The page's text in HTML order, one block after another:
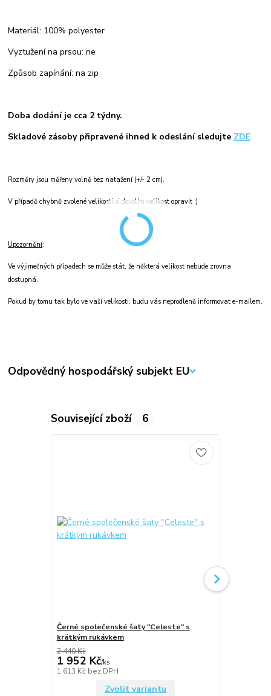
Materiál: 100% polyester
Vyztužení na prsou: ne
Způsob zapínání: na zip
Doba dodání je cca 2 týdny.
Skladové zásoby připravené ihned k odeslání sledujte ZDE
Rozměry jsou měřeny volně bez natažení (+/- 2 cm).
V případě chybně zvolené velikosti si dovolím velikost opravit :)
Upozornění:
Ve výjimečných případech se může stát, že některá velikost nebude zrovna
dostupná.
Pokud by tomu tak bylo ve vaší velikosti, budu vás neprodleně informovat e-mailem.
Odpovědný hospodářský subjekt EU
Související zboží 6
Černé společenské šaty "Celeste" s
krátkým rukávkem
2 440 Kč
1 952 Kč/ks
1 613 Kč bez DPH
Zvolit variantu